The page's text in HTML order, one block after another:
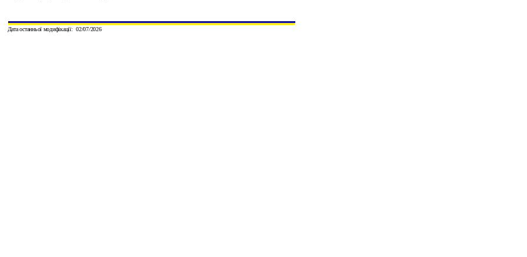
Дата останньої модифікації: 02/07/2026